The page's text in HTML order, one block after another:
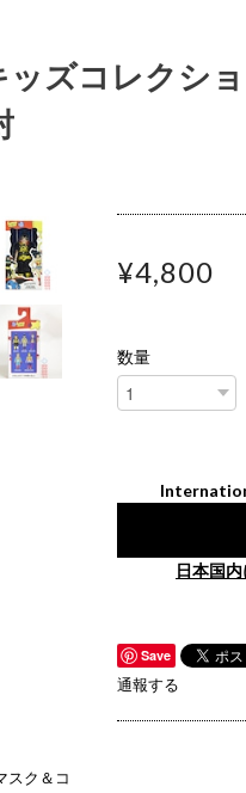
ズコレクシ
スク＆コ
¥4,800
数量
日本国
Save
通報する